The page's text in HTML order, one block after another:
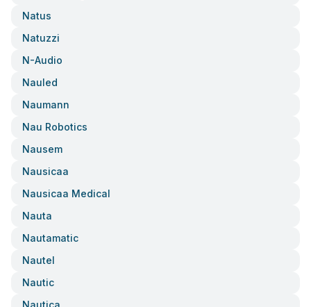
Natus
Natuzzi
N-Audio
Nauled
Naumann
Nau Robotics
Nausem
Nausicaa
Nausicaa Medical
Nauta
Nautamatic
Nautel
Nautic
Nautica